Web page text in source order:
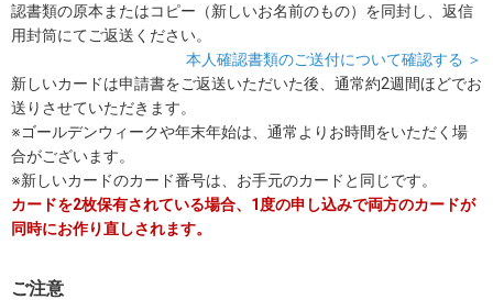
認書類の原本またはコピー（新しいお名前のもの）を同封し、返信
用封筒にてご返送ください。
本人確認書類のご送付について確認する ＞
新しいカードは申請書をご返送いただいた後、通常約2週間ほどでお
送りさせていただきます。
※ゴールデンウィークや年末年始は、通常よりお時間をいただく場
合がございます。
※新しいカードのカード番号は、お手元のカードと同じです。
カードを2枚保有されている場合、1度の申し込みで両方のカードが
同時にお作り直しされます。
ご注意